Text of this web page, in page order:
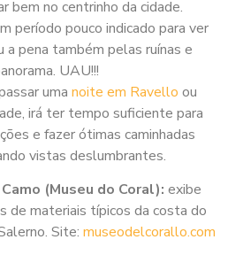
bem no centrinho da cidade.
período pouco indicado para ver
a pena também pelas ruínas e
UAU!!!
uma noite em Ravello ou
irá ter tempo suficiente para
e fazer ótimas caminhadas
vistas deslumbrantes.
(Museu do Coral): exibe
de materiais típicos da costa do
Site: museodelcorallo.com